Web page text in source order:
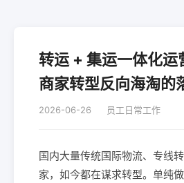
转运 + 集运一体化运
商家转型反向海淘的
2026-06-26 员工日常工作
国内大量传统国际物流、专线
家，如今都在谋求转型。单纯